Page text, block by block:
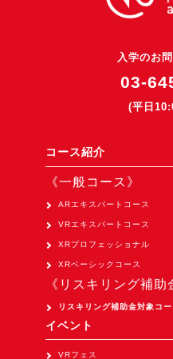
超体験★販促システム『XR
バーチャルイベントプラッ
3D空間キャプチャーアプリ『
製造現場を革新する！『XR
>XR Museum『Artlogue』開
《企業研修》
Unity研修
HoloLens 2 アプリ開発研修
《研究会》
XRビジネスフォーラム
入学のお
03-
(平日
コース紹介
《一般コース》
ARエキスパートコース
VRエキスパートコース
XRプロフェッショナル
XRベーシックコース
《リスキリング補助
リスキリング補助金対象コー
イベント
VRフェス